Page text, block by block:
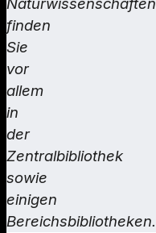
Naturwissenschaften
finden
Sie
vor
allem
in
der
Zentralbibliothek
sowie
einigen
Bereichsbibliotheken.